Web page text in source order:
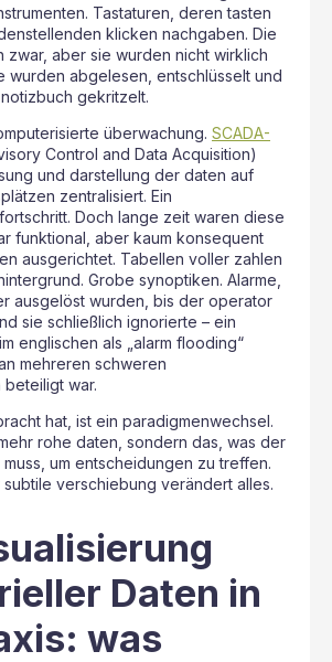
Tastaturen, deren tasten
klicken nachgaben. Die
zwar, aber sie wurden nicht wirklich
wurden abgelesen, entschlüsselt und
gekritzelt.
überwachung. SCADA-
Control and Data Acquisition)
und darstellung der daten auf
zentralisiert. Ein
Doch lange zeit waren diese
funktional, aber kaum konsequent
ausgerichtet. Tabellen voller zahlen
Grobe synoptiken. Alarme,
ausgelöst wurden, bis der operator
sie schließlich ignorierte – ein
englischen als „alarm flooding“
mehreren schweren
war.
hat, ist ein paradigmenwechsel.
rohe daten, sondern das, was der
um entscheidungen zu treffen.
verschiebung verändert alles.
Daten in
was